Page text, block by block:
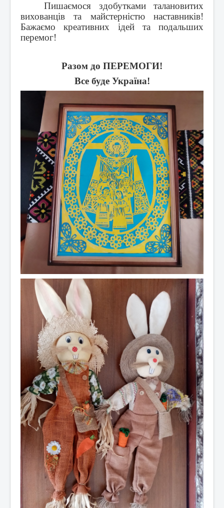
Пишаємося здобутками талановитих
вихованців та майстерністю наставників!
Бажаємо креативних ідей та подальших
перемог!
Разом до ПЕРЕМОГИ!
Все буде Україна!